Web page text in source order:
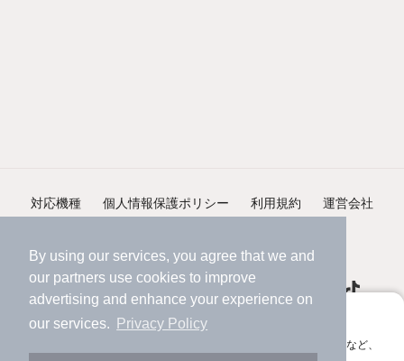
By using our services, you agree that we and
our partners use cookies to improve
advertising and enhance your experience on
our services.
Privacy Policy
アプリに切り替えて、サクサクお部屋探し
会員登録なしですぐ使える。マップ検索やお気に入り保存など、
対応機種 個人情報保護ポリシー 利用規約 運営会社
©NIFTY Lifestyle Co., Ltd.